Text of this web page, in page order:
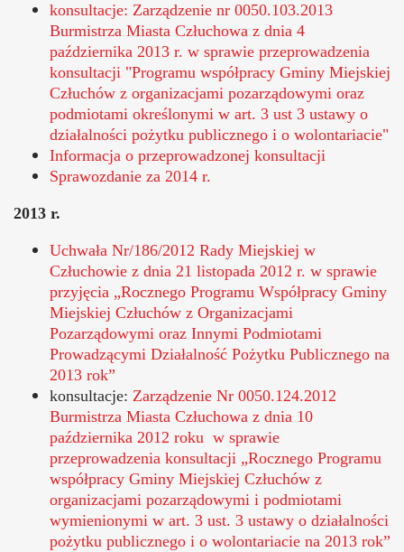
konsultacje: Zarządzenie nr 0050.103.2013
Burmistrza Miasta Człuchowa z dnia 4
października 2013 r. w sprawie przeprowadzenia
konsultacji "Programu współpracy Gminy Miejskiej
Człuchów z organizacjami pozarządowymi oraz
podmiotami określonymi w art. 3 ust 3 ustawy o
działalności pożytku publicznego i o wolontariacie"
Informacja o przeprowadzonej konsultacji
Sprawozdanie za 2014 r.
2013 r.
Uchwała Nr/186/2012 Rady Miejskiej w
Człuchowie z dnia 21 listopada 2012 r. w sprawie
przyjęcia „Rocznego Programu Współpracy Gminy
Miejskiej Człuchów z Organizacjami
Pozarządowymi oraz Innymi Podmiotami
Prowadzącymi Działalność Pożytku Publicznego na
2013 rok”
konsultacje: Otworzy
się
w
nowym
oknie
Zarządzenie Nr 0050.124.2012
Burmistrza Miasta Człuchowa z dnia 10
października 2012 roku w sprawie
przeprowadzenia konsultacji „Rocznego Programu
współpracy Gminy Miejskiej Człuchów z
organizacjami pozarządowymi i podmiotami
wymienionymi w art. 3 ust. 3 ustawy o działalności
pożytku publicznego i o wolontariacie na 2013 rok”